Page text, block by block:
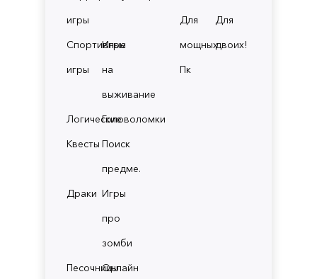
игры
Спортивные
игры
Игры
на
выживание
ЛогическиеГоловоломки
Квесты Поиск
предме.
Драки Игры
про
зомби
ПесочницыОнлайн
Для
мощных
Пк
Для
двоих!